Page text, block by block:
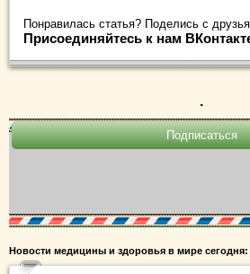
Понравилась статья? Поделись с
Присоединяйтесь к нам
.
Новости медицины и здоровья в мире сегодня: